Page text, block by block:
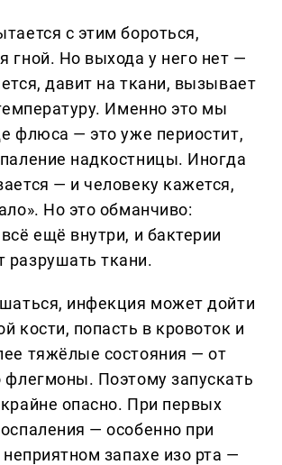
с этим бороться,
гной. Но выхода у него нет —
давит на ткани, вызывает
Именно это мы
флюса — это уже периостит,
надкостницы. Иногда
— и человеку кажется,
Но это обманчиво:
ещё внутри, и бактерии
разрушать ткани.
инфекция может дойти
кости, попасть в кровоток и
тяжёлые состояния — от
флегмоны. Поэтому запускать
опасно. При первых
— особенно при
неприятном запахе изо рта —